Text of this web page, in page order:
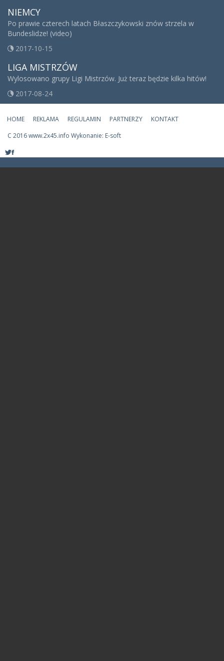
NIEMCY
Po prawie czterech latach Błaszczykowski znów strzela w
Bundeslidze! (video)
2017-10-15
LIGA MISTRZÓW
Wylosowano grupy Ligi Mistrzów. Już teraz będzie kilka hitów!
2017-08-24
HOME REKLAMA REGULAMIN PARTNERZY
KONTAKT
C 2016 www.2x45.info Wykonanie: E-soft